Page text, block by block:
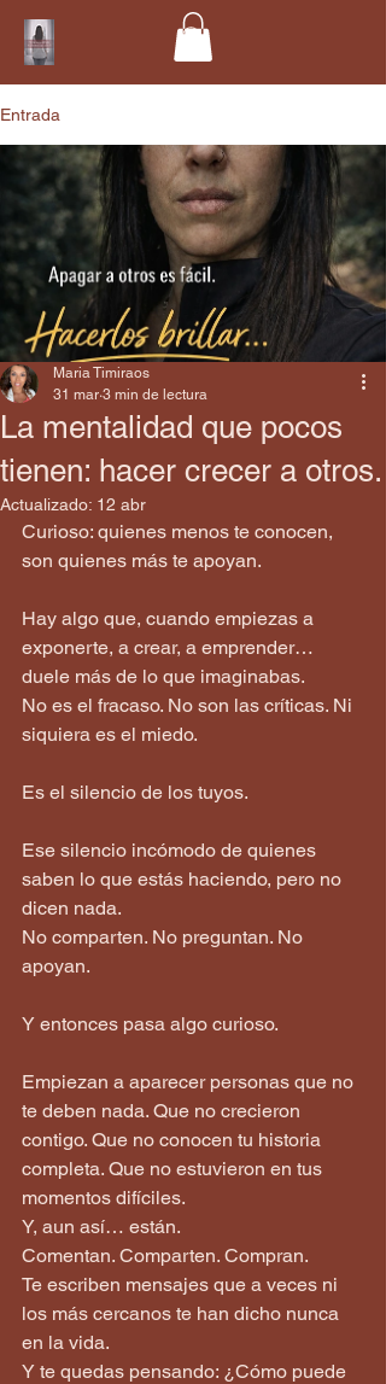
Entrada
La mentalidad que pocos
tienen: hacer crecer a otros.
Maria Timiraos
31 mar 3 min de lectura
Actualizado: 12 abr
Curioso: quienes menos te conocen,
son quienes más te apoyan.
Hay algo que, cuando empiezas a
exponerte, a crear, a emprender…
duele más de lo que imaginabas.
No es el fracaso. No son las críticas. Ni
siquiera es el miedo.
Es el silencio de los tuyos.
Ese silencio incómodo de quienes
saben lo que estás haciendo, pero no
dicen nada.
No comparten. No preguntan. No
apoyan.
Y entonces pasa algo curioso.
Empiezan a aparecer personas que no
te deben nada. Que no crecieron
contigo. Que no conocen tu historia
completa. Que no estuvieron en tus
momentos difíciles.
Y, aun así… están.
Comentan. Comparten. Compran.
Te escriben mensajes que a veces ni
los más cercanos te han dicho nunca
en la vida.
Y te quedas pensando: ¿Cómo puede